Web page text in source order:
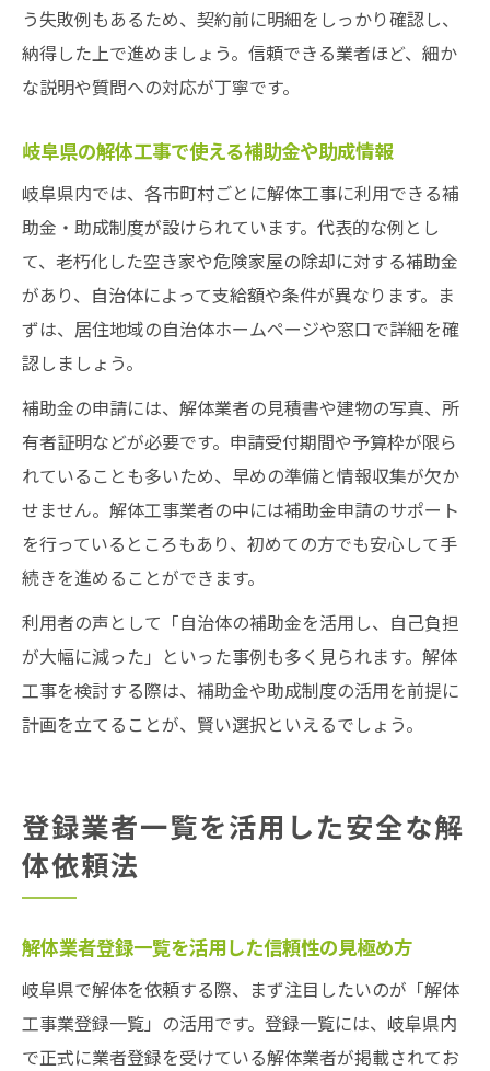
う失敗例もあるため、契約前に明細をしっかり確認し、
納得した上で進めましょう。信頼できる業者ほど、細か
な説明や質問への対応が丁寧です。
岐阜県の解体工事で使える補助金や助成情報
岐阜県内では、各市町村ごとに解体工事に利用できる補
助金・助成制度が設けられています。代表的な例とし
て、老朽化した空き家や危険家屋の除却に対する補助金
があり、自治体によって支給額や条件が異なります。ま
ずは、居住地域の自治体ホームページや窓口で詳細を確
認しましょう。
補助金の申請には、解体業者の見積書や建物の写真、所
有者証明などが必要です。申請受付期間や予算枠が限ら
れていることも多いため、早めの準備と情報収集が欠か
せません。解体工事業者の中には補助金申請のサポート
を行っているところもあり、初めての方でも安心して手
続きを進めることができます。
利用者の声として「自治体の補助金を活用し、自己負担
が大幅に減った」といった事例も多く見られます。解体
工事を検討する際は、補助金や助成制度の活用を前提に
計画を立てることが、賢い選択といえるでしょう。
登録業者一覧を活用した安全な解
体依頼法
解体業者登録一覧を活用した信頼性の見極め方
岐阜県で解体を依頼する際、まず注目したいのが「解体
工事業登録一覧」の活用です。登録一覧には、岐阜県内
で正式に業者登録を受けている解体業者が掲載されてお